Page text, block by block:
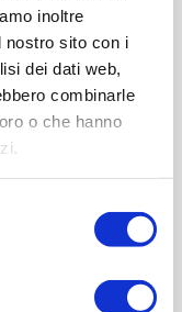
inoltre
nostro sito con i
dei dati web,
combinarle
o che hanno